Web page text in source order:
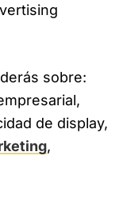
sobre:
de display,
,